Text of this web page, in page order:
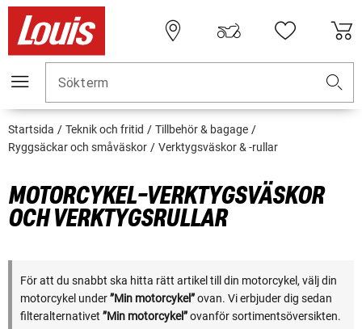
Sökterm
Startsida Teknik och fritid
Tillbehör & bagage
Ryggsäckar och småväskor
Verktygsväskor & -rullar
MOTORCYKEL-VERKTYGSVÄSKOR
OCH VERKTYGSRULLAR
För att du snabbt ska hitta rätt artikel till din motorcykel, välj din
motorcykel under”Min motorcykel”ovan. Vi erbjuder dig sedan
filteralternativet ”Min motorcykel”ovanför sortimentsöversikten.